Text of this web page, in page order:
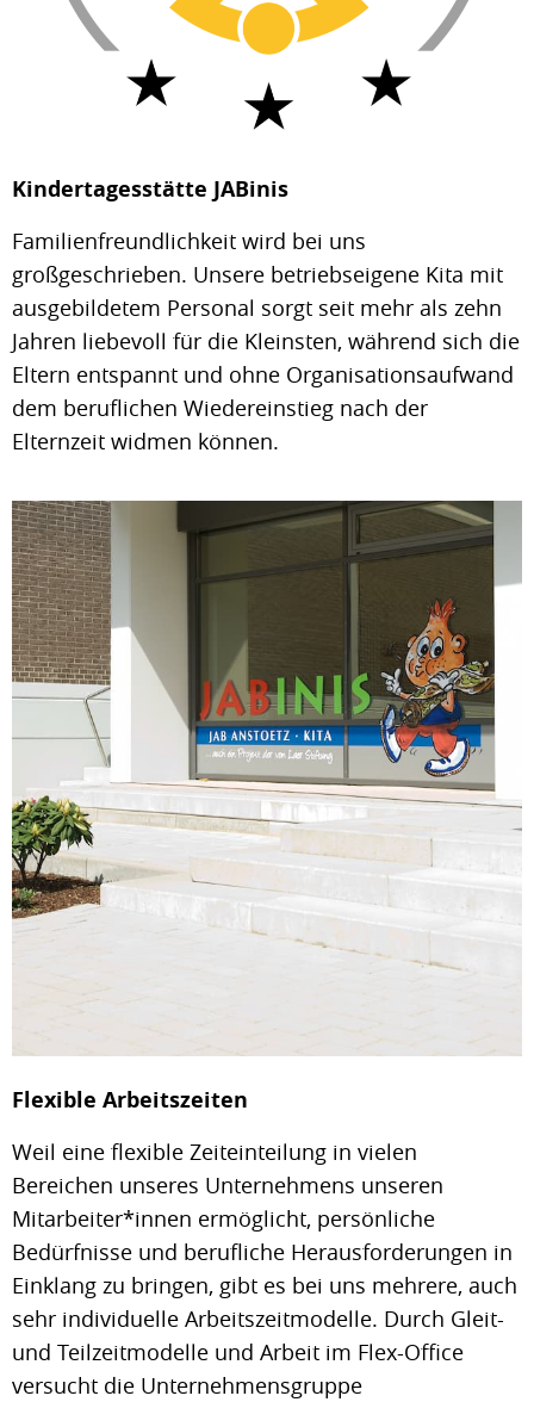
Kindertagesstätte JABinis
Familienfreundlichkeit wird bei uns
großgeschrieben. Unsere betriebseigene Kita mit
ausgebildetem Personal sorgt seit mehr als zehn
Jahren liebevoll für die Kleinsten, während sich die
Eltern entspannt und ohne Organisationsaufwand
dem beruflichen Wiedereinstieg nach der
Elternzeit widmen können.
Flexible Arbeitszeiten
Weil eine flexible Zeiteinteilung in vielen
Bereichen unseres Unternehmens unseren
Mitarbeiter*innen ermöglicht, persönliche
Bedürfnisse und berufliche Herausforderungen in
Einklang zu bringen, gibt es bei uns mehrere, auch
sehr individuelle Arbeitszeitmodelle. Durch Gleit-
und Teilzeitmodelle und Arbeit im Flex-Office
versucht die Unternehmensgruppe